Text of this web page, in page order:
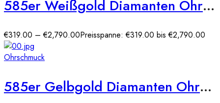
585er Weißgold Diamanten Ohrstecker 6er Krappe
€319.00 –€2,790.00Preisspanne: €319.00 bis €2,790.00
Ohrschmuck
585er Gelbgold Diamanten Ohrstecker Spannfassung Solitaire